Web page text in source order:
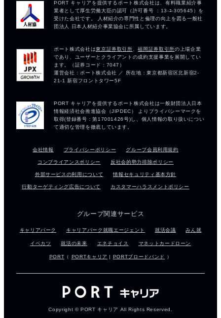
会社情報 プライバシーポリシー グループ会員利用規約
コンプライアンスポリシー 反社会的勢力排除ポリシー
外部サービスの利用について 情報セキュリティ基本方針
行動ターゲティング広告について カスタマーハラスメントポリシー